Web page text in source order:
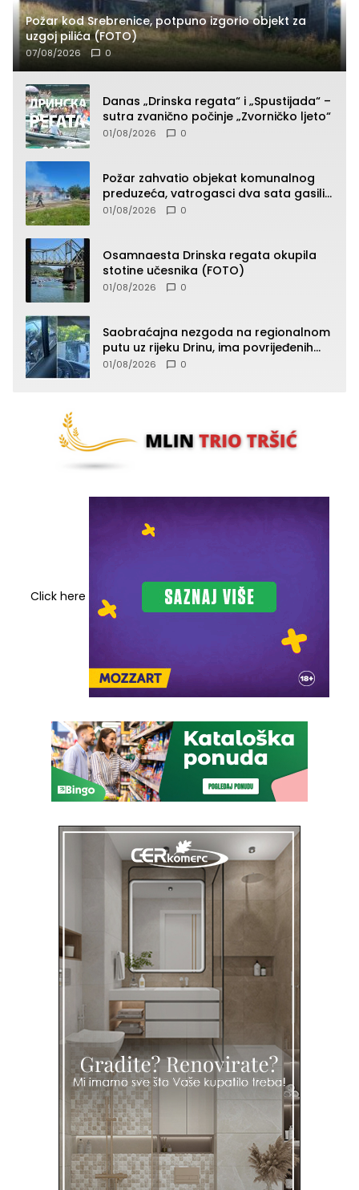
Požar kod Srebrenice, potpuno izgorio objekt za
uzgoj pilića (FOTO)
07/08/2026 0
Danas „Drinska regata“ i „Spustijada“ –
sutra zvanično počinje „Zvorničko ljeto“
01/08/2026 0
Požar zahvatio objekat komunalnog
preduzeća, vatrogasci dva sata gasili
vatru (FOTO)
01/08/2026 0
Osamnaesta Drinska regata okupila
stotine učesnika (FOTO)
01/08/2026 0
Saobraćajna nezgoda na regionalnom
putu uz rijeku Drinu, ima povrijeđenih
lica (FOTO)
01/08/2026 0
Click here